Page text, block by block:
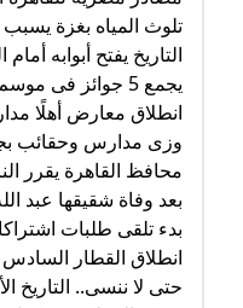
تلوث المياه بغزة يسبب
التاريخ يفتح أبوابه
يجمع 5 جوائز فى موسم استثنائى.. ويلهم الشباب برسالة تاريخية بحفل الرابطة
وزى مدارس وحقائب
محافظ القاهرة يقرر
بعد وفاة شقيقها عبد
بدء تلقى طلبات
انطلاق القطار
حتى لا ننسى.. التاريخ